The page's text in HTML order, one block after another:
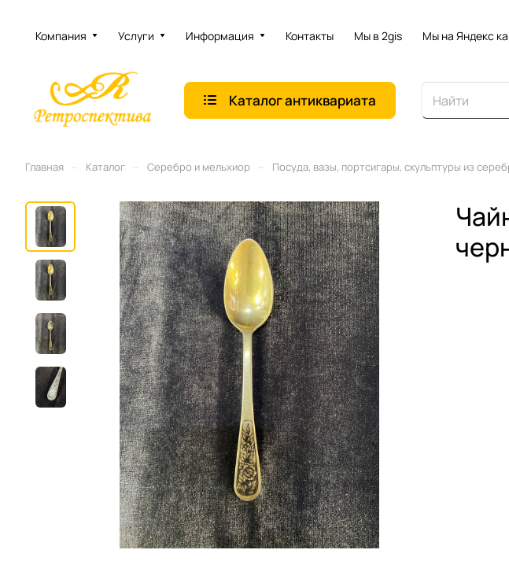
Компания Услуги Информация Контакты Мы в 2gis Мы на Яндекс
Каталог антиквариата
Главная Каталог Серебро и мельхиор Посуда, вазы, портсигары, скульптуры из